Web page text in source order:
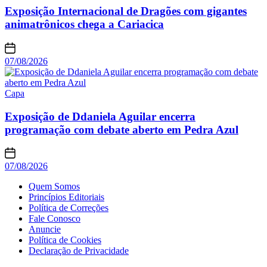
Exposição Internacional de Dragões com gigantes
animatrônicos chega a Cariacica
07/08/2026
Capa
Exposição de Ddaniela Aguilar encerra
programação com debate aberto em Pedra Azul
07/08/2026
Quem Somos
Princípios Editoriais
Política de Correções
Fale Conosco
Anuncie
Política de Cookies
Declaração de Privacidade